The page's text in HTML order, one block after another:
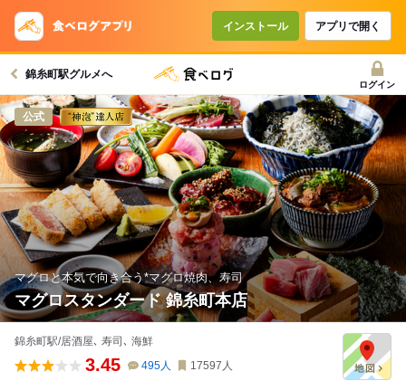
インストール アプリで開く
錦糸町駅グルメへ
ログイン
公式
マグロと本気で向き合う*マグロ焼肉、寿司
マグロスタンダード 錦糸町本店
錦糸町駅/居酒屋､ 寿司､ 海鮮
3.45 495人 17597 人
コースで使えるクーポン
戻る
クーポンを利用せず予約する